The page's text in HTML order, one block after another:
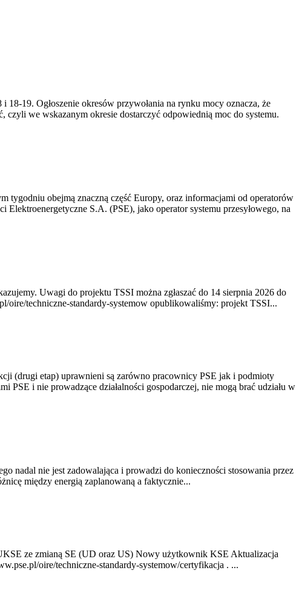
19. Ogłoszenie okresów przywołania na rynku mocy oznacza, że
we wskazanym okresie dostarczyć odpowiednią moc do systemu.
obejmą znaczną część Europy, oraz informacjami od operatorów
S.A. (PSE), jako operator systemu przesyłowego, na
Uwagi do projektu TSSI można zgłaszać do 14 sierpnia 2026 do
oire/techniczne-standardy-systemow opublikowaliśmy: projekt TSSI...
(drugi etap) uprawnieni są zarówno pracownicy PSE jak i podmioty
PSE i nie prowadzące działalności gospodarczej, nie mogą brać udziału w
nadal nie jest zadowalająca i prowadzi do konieczności stosowania przez
między energią zaplanowaną a faktycznie...
ze zmianą SE (UD oraz US) Nowy użytkownik KSE Aktualizacja
oire/techniczne-standardy-systemow/certyfikacja . ...